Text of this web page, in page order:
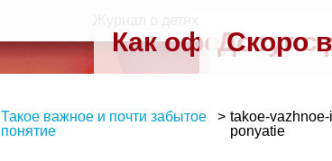
Как оформить
Досуг с
Скоро
Такое важное и почти забытое
понятие
> takoe-
ponyatie